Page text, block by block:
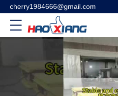
cherry1984666@gmail.com